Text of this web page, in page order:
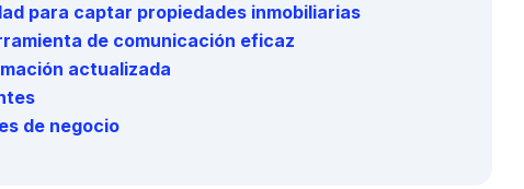
para captar propiedades inmobiliarias
de comunicación eficaz
actualizada
de negocio